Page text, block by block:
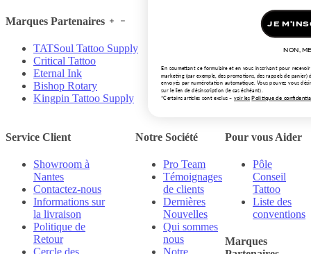
Marques Partenaires
TATSoul Tattoo Supply
Critical Tattoo
Eternal Ink
Bishop Rotary
Kingpin Tattoo Supply
Service Client
Showroom à
Nantes
Contactez-nous
Informations sur
la livraison
Politique de
Retour
Cercle des
Notre Société
Pro Team
Témoignages
de clients
Dernières
Nouvelles
Qui sommes
nous
Notre
Pour vous Aider
Pôle
Conseil
Tattoo
Liste des
conventions
Marques
JE
NON,
En soumettant ce formulaire et en vous inscrivant pour
marketing (par exemple, des promotions, des rappels de
envoyés par numérotation automatique. Vous pouvez vous
sur le lien de désinscription (le cas échéant).
*Certains articles sont exclus– voir les Politique de